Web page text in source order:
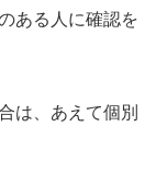
ある人に確認を
は、あえて個別